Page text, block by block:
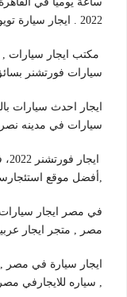
2022 .
ايجار سيارة
مكتب ايجار سيارات ,
سيارات فورتشنر
ايجار احدث سيارات
سيارات في مدينه نصر
,أفضل موقع
في مصر ايجار
مصر , متجر ايجار
ايجار سيارة في مصر
, سياره للايجارفي